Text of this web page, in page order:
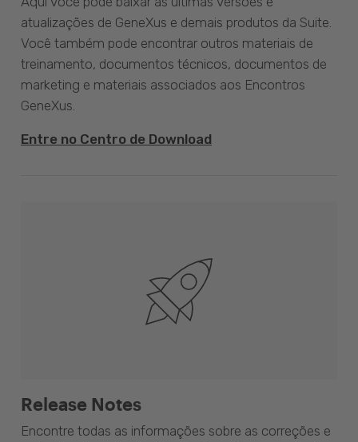
atualizações de GeneXus e demais produtos da Suite.
Você também pode encontrar outros materiais de
treinamento, documentos técnicos, documentos de
marketing e materiais associados aos Encontros
GeneXus.
Entre no Centro de Download
Release Notes
Encontre todas as informações sobre as correções e